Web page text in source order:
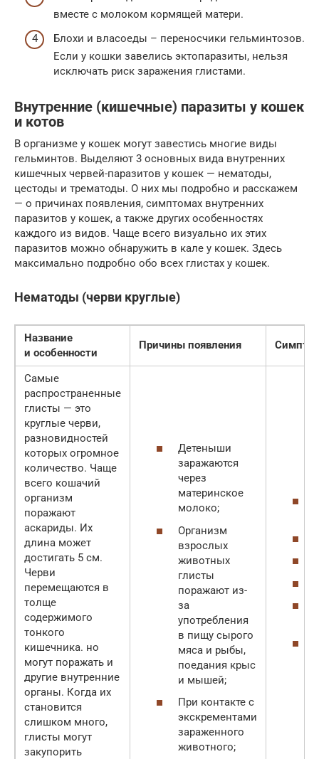
вместе с молоком кормящей матери.
Блохи и власоеды – переносчики гельминтозов.
Если у кошки завелись эктопаразиты, нельзя
исключать риск заражения глистами.
Внутренние (кишечные) паразиты у кошек
и котов
В организме у кошек могут завестись многие виды
гельминтов. Выделяют 3 основных вида внутренних
кишечных червей-паразитов у кошек — нематоды,
цестоды и трематоды. О них мы подробно и расскажем
— о причинах появления, симптомах внутренних
паразитов у кошек, а также других особенностях
каждого из видов. Чаще всего визуально их этих
паразитов можно обнаружить в кале у кошек. Здесь
максимально подробно обо всех глистах у кошек.
Нематоды (черви круглые)
Название
и особенности
Причины появления
Самые
распространенные
глисты — это
круглые черви,
разновидностей
которых огромное
количество. Чаще
всего кошачий
организм
поражают
аскариды. Их
длина может
достигать 5 см.
Черви
перемещаются в
толще
содержимого
тонкого
кишечника. но
могут поражать и
другие внутренние
органы. Когда их
становится
слишком много,
глисты могут
закупорить
Детеныши
заражаются
через
материнское
молоко;
Организм
взрослых
животных
глисты
поражают из-
за
употребления
в пищу сырого
мяса и рыбы,
поедания крыс
и мышей;
При контакте с
экскрементами
зараженного
животного;